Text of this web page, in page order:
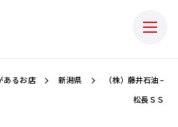
るお店 新潟県
（株）藤井石油 –
松長ＳＳ